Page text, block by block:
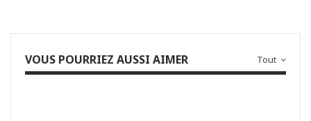
Tout
VOUS POURRIEZ AUSSI AIMER